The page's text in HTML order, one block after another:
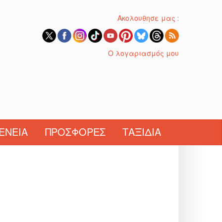
Ακολουθησε μας :
Ο λογαριασμός μου
ΠΡΟΣΦΟΡΈΣ ΤΑΞΊΔΙΑ